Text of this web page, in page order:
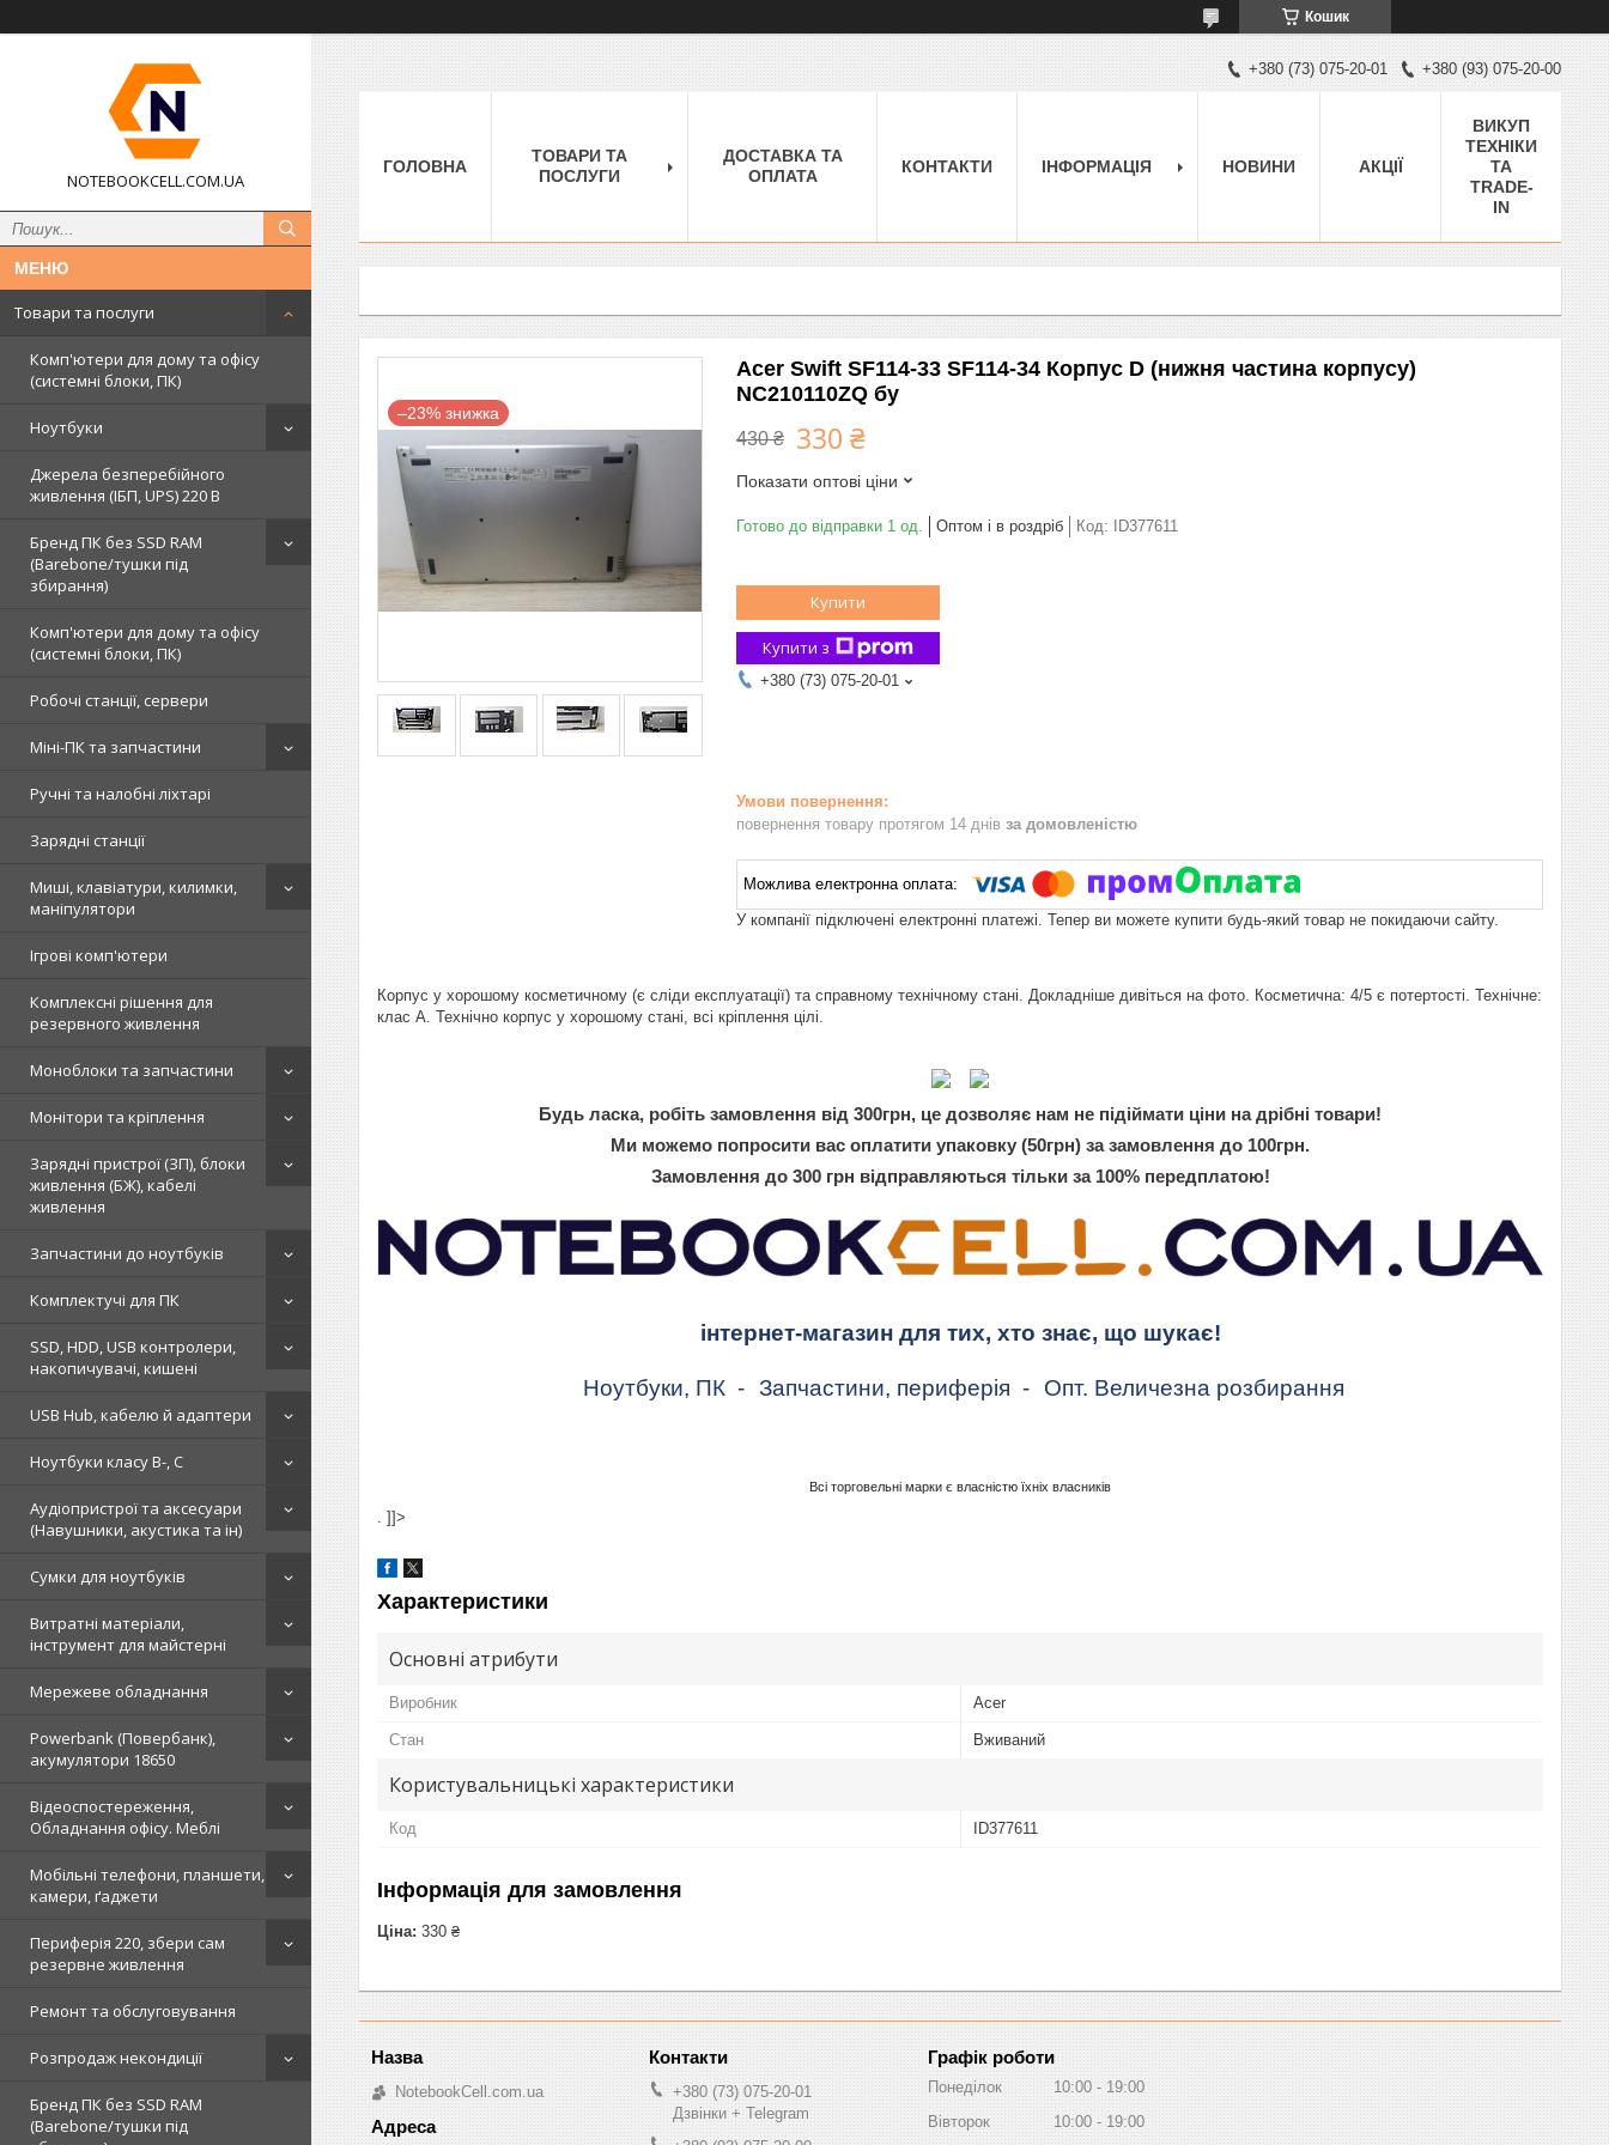
Кошик
NOTEBOOKCELL.COM.UA
Товари та послуги
Комп'ютери для дому та офісу
(системні блоки, ПК)
Ноутбуки
Джерела безперебійного
живлення (ІБП, UPS) 220 В
Бренд ПК без SSD RAM
(Barebone/тушки під
збирання)
Комп'ютери для дому та офісу
(системні блоки, ПК)
Робочі станції, сервери
Міні-ПК та запчастини
Ручні та налобні ліхтарі
Зарядні станції
Миші, клавіатури, килимки,
маніпулятори
Ігрові комп'ютери
Комплексні рішення для
резервного живлення
Моноблоки та запчастини
Монітори та кріплення
Зарядні пристрої (ЗП), блоки
живлення (БЖ), кабелі
живлення
Запчастини до ноутбуків
Комплектучі для ПК
SSD, HDD, USB контролери,
накопичувачі, кишені
USB Hub, кабелю й адаптери
Ноутбуки класу B-, C
Аудіопристрої та аксесуари
(Навушники, акустика та ін)
Сумки для ноутбуків
Витратні матеріали,
інструмент для майстерні
Мережеве обладнання
Powerbank (Повербанк),
акумулятори 18650
Відеоспостереження,
Обладнання офісу. Меблі
Мобільні телефони, планшети,
камери, ґаджети
Периферія 220, збери сам
резервне живлення
Ремонт та обслуговування
Розпродаж некондиції
Бренд ПК без SSD RAM
(Barebone/тушки під
+380 (73) 075-20-01 +380 (93) 075-20-00
ГОЛОВНА
ТОВАРИ ТА
ПОСЛУГИ
ДОСТАВКА ТА
ОПЛАТА
КОНТАКТИ ІНФОРМАЦІЯ НОВИНИ АКЦІЇ
ВИКУП
ТЕХНІКИ
ТА
TRADE-
IN
–23%
Acer Swift SF114-33 SF114-34 Корпус D (нижня частина корпусу)
NC210110ZQ бу
430 ₴ 330 ₴
Показати оптові ціни
Готово до відправки 1 од. Оптом і в роздріб Код: ID377611
Купити
Купити з
+380 (73) 075-20-01
повернення товару протягом 14 днів за домовленістю
У компанії підключені електронні платежі. Тепер ви можете купити будь-який товар не покидаючи сайту.
Корпус у хорошому косметичному (є сліди експлуатації) та справному технічному стані. Докладніше дивіться на фото. Косметична: 4/5 є потертості. Технічне:
клас A. Технічно корпус у хорошому стані, всі кріплення цілі.
Будь ласка, робіть замовлення від 300грн, це дозволяє нам не підіймати ціни на дрібні товари!
Ми можемо попросити вас оплатити упаковку (50грн) за замовлення до 100грн.
Замовлення до 300 грн відправляються тільки за 100% передплатою!
інтернет-магазин для тих, хто знає, що шукає!
Ноутбуки, ПК - Запчастини, периферія - Опт. Величезна розбирання
Всі торговельні марки є власністю їхніх власників
. ]]>
Характеристики
Основні атрибути
Виробник Acer
Стан Вживаний
Користувальницькі характеристики
Код ID377611
Інформація для замовлення
Ціна: 330 ₴
NotebookCell.com.ua
+380 (73) 075-20-01
Дзвінки + Telegram
Графік роботи
Понеділок 10:00
19:00
Вівторок
10:00
19:00